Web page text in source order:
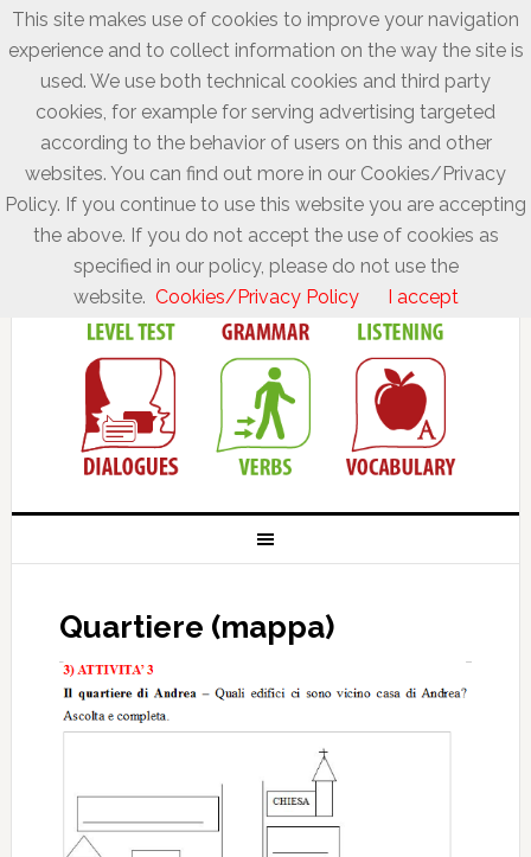
Quartiere (mappa)
This site makes use of cookies to improve your navigation
experience and to collect information on the way the site is
used. We use both technical cookies and third party
cookies, for example for serving advertising targeted
according to the behavior of users on this and other
websites. You can find out more in our Cookies/Privacy
Policy. If you continue to use this website you are accepting
the above. If you do not accept the use of cookies as
specified in our policy, please do not use the
website. Cookies/Privacy Policy I accept